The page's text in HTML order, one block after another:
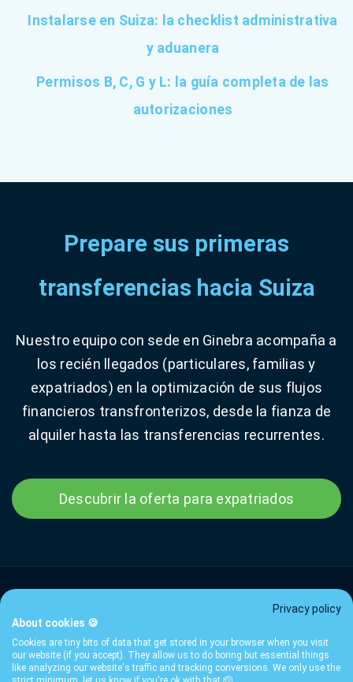
Instalarse en Suiza: la checklist administrativa
y aduanera
Permisos B, C, G y L: la guía completa de las
autorizaciones
Prepare sus primeras
transferencias hacia Suiza
Nuestro equipo con sede en Ginebra acompaña a
los recién llegados (particulares, familias y
expatriados) en la optimización de sus flujos
financieros transfronterizos, desde la fianza de
alquiler hasta las transferencias recurrentes.
Descubrir la oferta para expatriados
Tarifas Términos
© 2026 ibani SA — Ginebra, Suiza · Intermediario financiero
afiliado a SO-FIT ·llms.txt
Privacy policy
About cookies 🍪
Cookies are tiny bits of data that get stored in your browser when you visit
our website (if you accept). They allow us to do boring but essential things
like analyzing our website's traffic and tracking conversions. We only use the